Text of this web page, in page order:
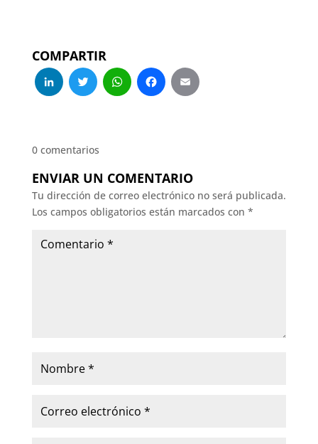
COMPARTIR
LinkedIn
Twitter
WhatsApp
Facebook
0 comentarios
ENVIAR UN COMENTARIO
Tu dirección de correo electrónico no será publicada.
Los campos obligatorios están marcados con *